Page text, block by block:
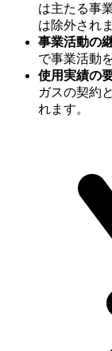
は主たる事
は除外され
事業活動の
で事業活動
使用実績の
ガスの契約
れます。